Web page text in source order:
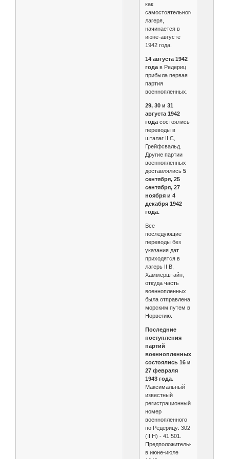
как
самостоятельного
лагеря,
начинается в
июне-августе
1942 года.
14 августа 1942
годав Редериц
прибыла первая
партия
военнопленных.
29, 30 и 31
августа 1942
годасостоялись
переводы в
шталаг II C,
Грейфсвальд.
Другие партии
военнопленных
доставлялись 5
сентября, 25
сентября, 27
ноября и 4
декабря 1942
года.
Все
последующие
переводы без
указания дат
приходятся в
лагерь II B,
Хаммерштайн,
откуда часть
военнопленных
была отправлена
морским путем в
Норвегию.
Последние
поступления
партий
военнопленных
состоялись 16 и
27 февраля
1943 года.
Максимальный
известный
регистрационный
номер
военнопленного
по Редерицу: 302
(II H) - 41 501.
Предположительно,
в июне-июле